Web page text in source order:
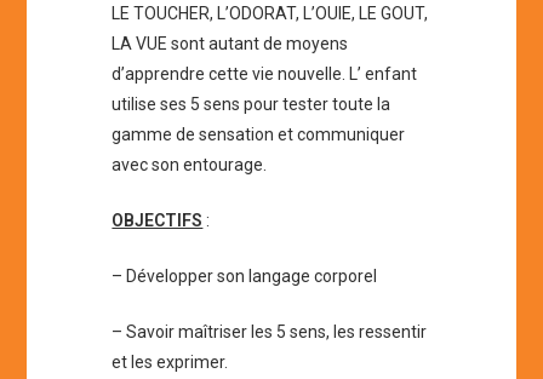
LE TOUCHER, L’ODORAT, L’OUIE, LE GOUT,
LA VUE sont autant de moyens
d’apprendre cette vie nouvelle. L’ enfant
utilise ses 5 sens pour tester toute la
gamme de sensation et communiquer
avec son entourage.
OBJECTIFS :
– Développer son langage corporel
– Savoir maîtriser les 5 sens, les ressentir
et les exprimer.